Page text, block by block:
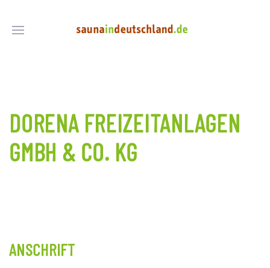
DORENA FREIZEITANLAGEN
GMBH & CO. KG
ANSCHRIFT